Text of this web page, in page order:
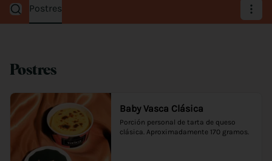
Postres
Postres
Baby Vasca Clásica
Porción personal de tarta de queso
clásica. Aproximadamente 170 gramos.